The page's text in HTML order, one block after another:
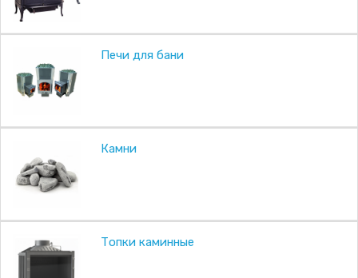
Печи для бани
Камни
Топки каминные